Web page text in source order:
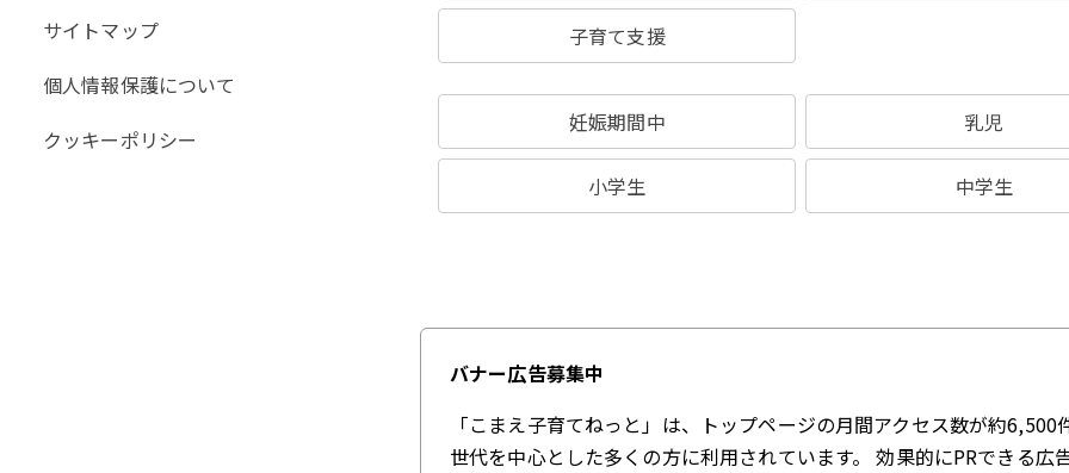
子育て支援
妊娠期間中 乳児
小学生 中学生
バナー広告募集中
「こまえ子育てねっと」は、トップページの月間アクセス数が約
世代を中心とした多くの方に利用されています。 効果的にPRできる
サイトマップ
個人情報保護について
クッキーポリシー